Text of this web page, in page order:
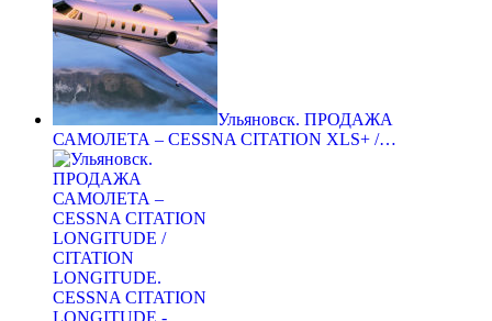
Ульяновск. ПРОДАЖА
САМОЛЕТА – CESSNA CITATION XLS+ /…